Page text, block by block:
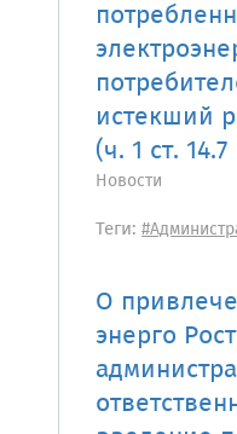
истекший
(ч. 1 ст.
Новости
Теги:
О
энерго